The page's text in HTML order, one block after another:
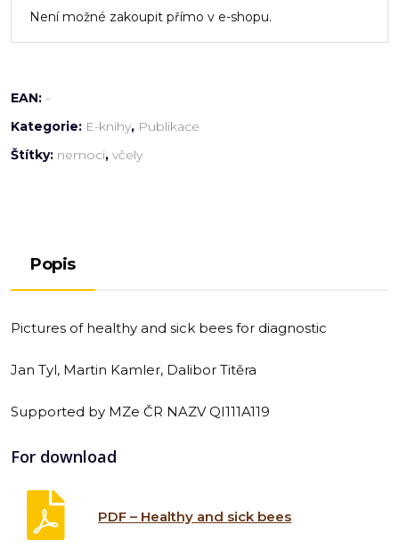
Není možné zakoupit přímo v e-shopu.
EAN: -
Kategorie: E-knihy, Publikace
Štítky: nemoci,včely
Popis
Pictures of healthy and sick bees for diagnostic
Jan Tyl, Martin Kamler, Dalibor Titěra
Supported by MZe ČR NAZV QI111A119
For download
PDF – Healthy and sick bees